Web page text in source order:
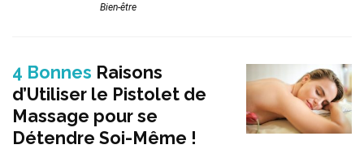
Bien-être
4 Bonnes Raisons
d’Utiliser le Pistolet de
Massage pour se
Détendre Soi-Même !